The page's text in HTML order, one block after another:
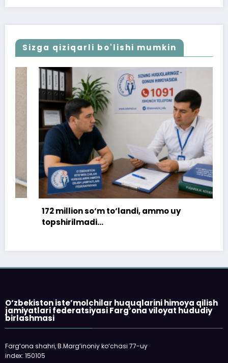
Sizga qiziqarli bo'lishi mumkin
172 million so‘m to‘landi, ammo uy
topshirilmadi…
O‘zbekiston iste’molchilar huquqlarini himoya qilish
jamiyatlari federatsiyasi Farg‘ona viloyat hududiy
birlashmasi
Farg‘ona shahri, B.Marg‘inoniy ko‘chasi 77-uy
index: 150105